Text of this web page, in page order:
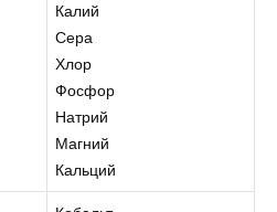
Калий
Сера
Хлор
Фосфор
Натрий
Магний
Кальций